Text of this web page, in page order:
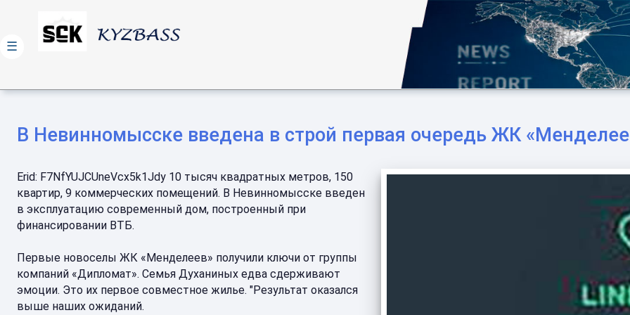
В Невинномысске введена в строй первая очередь ЖК
Erid: F7NfYUJCUneVcx5k1Jdy 10 тысяч квадратных метров, 150
квартир, 9 коммерческих помещений. В Невинномысске введен
в эксплуатацию современный дом, построенный при
финансировании ВТБ.
Первые новоселы ЖК «Менделеев» получили ключи от группы
компаний «Дипломат». Семья Духаниных едва сдерживают
эмоции. Это их первое совместное жилье. "Результат оказался
выше наших ожиданий.
☰